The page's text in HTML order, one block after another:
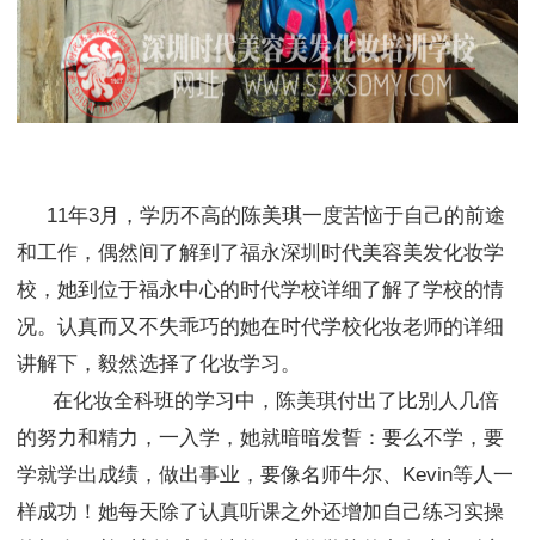
11年3月，学历不高的陈美琪一度苦恼于自己的前途
和工作，偶然间了解到了福永深圳时代美容美发化妆学
校，她到位于福永中心的时代学校详细了解了学校的情
况。认真而又不失乖巧的她在时代学校化妆老师的详细
讲解下，毅然选择了化妆学习。
在化妆全科班的学习中，陈美琪付出了比别人几倍
的努力和精力，一入学，她就暗暗发誓：要么不学，要
学就学出成绩，做出事业，要像名师牛尔、Kevin等人一
样成功！她每天除了认真听课之外还增加自己练习实操